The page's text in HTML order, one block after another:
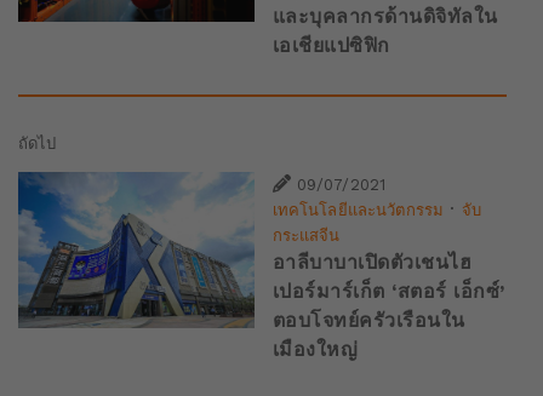
และบุคลากรด้านดิจิทัลใน
เอเชียแปซิฟิก
ถัดไป
09/07/2021
เทคโนโลยีและนวัตกรรม · จับ
กระแสจีน
อาลีบาบาเปิดตัวเชนไฮ
เปอร์มาร์เก็ต ‘สตอร์ เอ็กซ์’
ตอบโจทย์ครัวเรือนใน
เมืองใหญ่